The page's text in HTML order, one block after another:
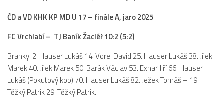
Výsledky
St. přípravka
Hráči
Rozpis zápasů
Realizační tým
ČD a VD KHK KP MD U 17 – finále A, jaro 2025
FC Vrchlabí – TJ Baník Žacléř 10:2 (5:2)
Branky: 2. Hauser Lukáš 14. Vorel David 25. Hauser Lukáš 38. Jílek
Marek 40. Jílek Marek 50. Barák Václav 53. Exnar Jiří 66. Hauser
Lukáš (Pokutový kop) 70. Hauser Lukáš 82. Ježek Tomáš – 19.
Těžký Patrik 29. Těžký Patrik.